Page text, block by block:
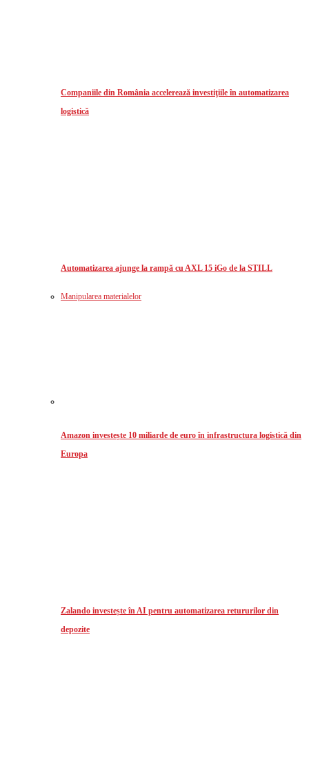
Companiile din România accelerează investiţiile în automatizarea
logistică
Automatizarea ajunge la rampă cu AXL 15 iGo de la STILL
Manipularea materialelor
Amazon investește 10 miliarde de euro în infrastructura logistică din
Europa
Zalando investește în AI pentru automatizarea retururilor din
depozite